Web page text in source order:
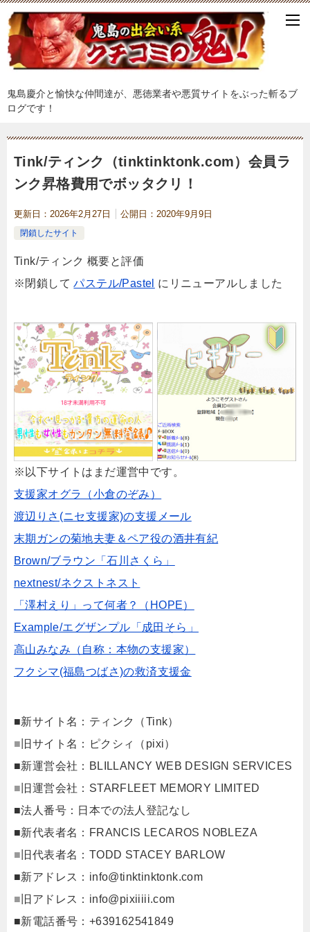
鬼島慶介と愉快な仲間達が、悪徳業者や悪質サイトをぶった斬るブ
ログです！
Tink/ティンク（tinktinktonk.com）会員ラ
ンク昇格費用でボッタクリ！
更新日： 2026年2月27日 公開日： 2020年9月9日
閉鎖したサイト
Tink/ティンク 概要と評価
※閉鎖してパステル/Pastel にリニューアルしました
※以下サイトはまだ運営中です。
支援家オグラ（小倉のぞみ）
渡辺りさ(ニセ支援家)の支援メール
末期ガンの菊地夫妻＆ペア役の酒井有紀
Brown/ブラウン「石川さくら」
nextnest/ネクストネスト
「澤村えり」って何者？（HOPE）
Example/エグザンプル「成田そら」
高山みなみ（自称：本物の支援家）
フクシマ(福島つばさ)の救済支援金
■新サイト名：ティンク（Tink）
■ 旧サイト名：ピクシィ（pixi）
■新運営会社：BLILLANCY WEB DESIGN SERVICES
■ 旧運営会社：STARFLEET MEMORY LIMITED
■法人番号：日本での法人登記なし
■新代表者名：FRANCIS LECAROS NOBLEZA
■ 旧代表者名：TODD STACEY BARLOW
■新アドレス： info@tinktinktonk.com
■ 旧アドレス： info@pixiiiii.com
■新電話番号：+639162541849